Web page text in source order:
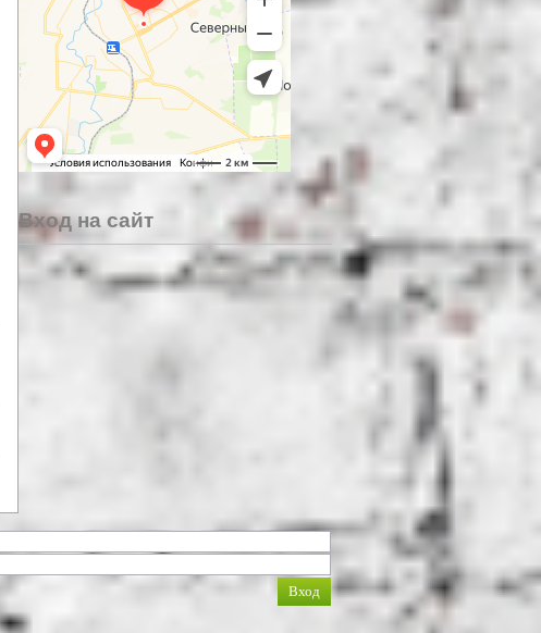
Вход на сайт